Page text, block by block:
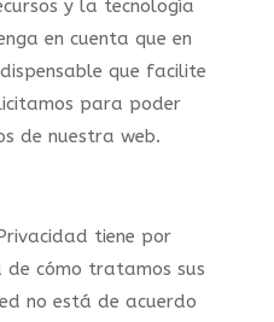
y la tecnología
en cuenta que en
que facilite
para poder
de nuestra web.
tiene por
cómo tratamos sus
no está de acuerdo